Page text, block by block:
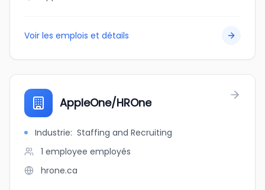
Voir les emplois et détails
AppleOne/HROne
Industrie: Staffing and Recruiting
1 employee employés
hrone.ca